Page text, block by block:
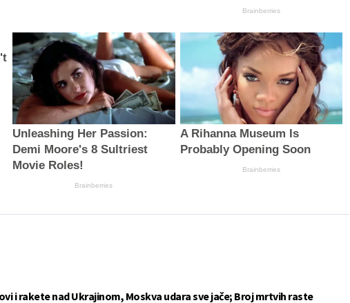
Brainberries
Unleashing Her Passion:
Demi Moore's 8 Sultriest
Movie Roles!
Brainberries
A Rihanna Museum Is
Probably Opening Soon
Brainberries
i rakete nad Ukrajinom, Moskva udara sve jače; Broj mrtvih raste